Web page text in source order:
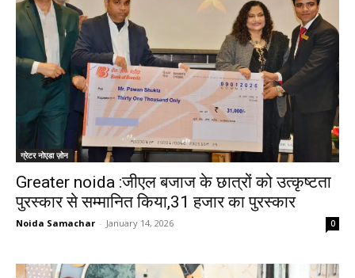
ग्रेटर नोएडा ज़ोन
Greater noida :जीएल बजाज के छात्रों को उत्कृष्टता
पुरस्कार से सम्मानित किया,31 हजार का पुरस्कार
Noida Samachar - January 14, 2026 0